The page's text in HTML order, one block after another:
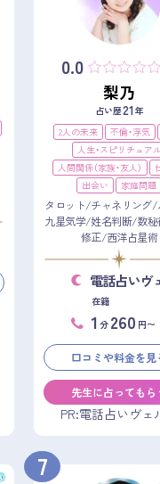
0.0
梨乃
占い歴21年
2人の未来
不倫・浮気
人生・スピリチュア
人間関係（家族・友人）
出会い
家庭問題
タロット/チャネリング
九星気学/姓名判断/数
修正/西洋占星術
電話占いヴ
在籍
1 分 260 円〜
口コミや料金を見
先生に占ってもら
PR:電話占いヴェ
7